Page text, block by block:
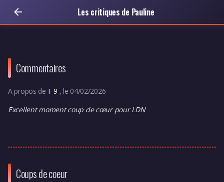
Les critiques de Pauline
Commentaires
A propos de F 9 , le 04/02/2026
Excellent moment coup de cœur pour LDN
Coups de coeur